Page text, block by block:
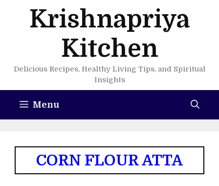
Krishnapriya
Kitchen
Delicious Recipes, Healthy Living Tips, and Spiritual
Insights
Menu
CORN FLOUR ATTA